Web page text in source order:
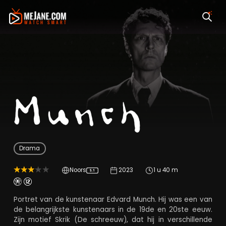
Munch
Drama
Noors 5.1 2023 1 u 40 m
Portret van de kunstenaar Edvard Munch. Hij was een van
de belangrijkste kunstenaars in de 19de en 20ste eeuw.
Zijn motief Skrik (De schreeuw), dat hij in verschillende